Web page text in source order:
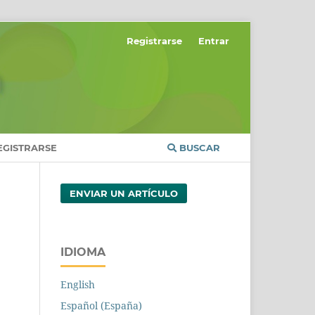
BUSCAR
Registrarse Entrar
ENVIAR UN ARTÍCULO
IDIOMA
English
Español (España)